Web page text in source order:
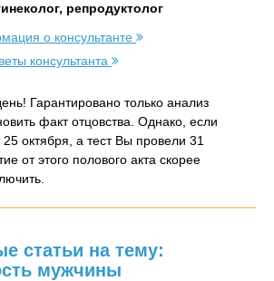
репродуктолог
о консультанте
консультанта
Гарантировано только анализ
факт отцовства. Однако, если
октября, а тест Вы провели 31
от этого полового акта скорее
статьи на тему:
мужчины